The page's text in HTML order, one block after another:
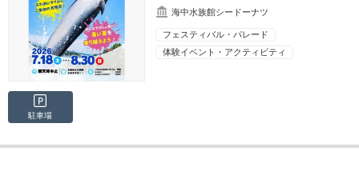
海中水族館シードーナツ
フェスティバル・パレード
体験イベント・アクティビティ
駐車場